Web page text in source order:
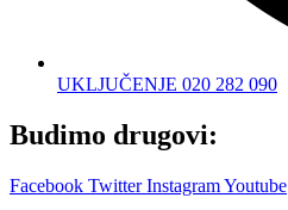
UKLJUČENJE 020 282 090
Budimo drugovi:
Facebook Twitter InstagramYoutube